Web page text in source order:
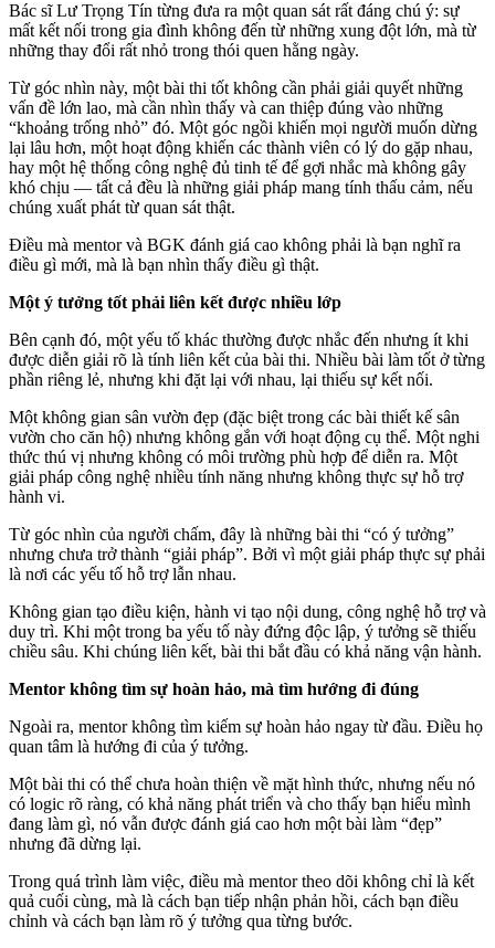
Bác sĩ Lư Trọng Tín từng đưa ra một quan sát rất đáng chú ý: sự
mất kết nối trong gia đình không đến từ những xung đột lớn, mà từ
những thay đổi rất nhỏ trong thói quen hằng ngày.
Từ góc nhìn này, một bài thi tốt không cần phải giải quyết những
vấn đề lớn lao, mà cần nhìn thấy và can thiệp đúng vào những
“khoảng trống nhỏ” đó. Một góc ngồi khiến mọi người muốn dừng
lại lâu hơn, một hoạt động khiến các thành viên có lý do gặp nhau,
hay một hệ thống công nghệ đủ tinh tế để gợi nhắc mà không gây
khó chịu — tất cả đều là những giải pháp mang tính thấu cảm, nếu
chúng xuất phát từ quan sát thật.
Điều mà mentor và BGK đánh giá cao không phải là bạn nghĩ ra
điều gì mới, mà là bạn nhìn thấy điều gì thật.
Một ý tưởng tốt phải liên kết được nhiều lớp
Bên cạnh đó, một yếu tố khác thường được nhắc đến nhưng ít khi
được diễn giải rõ là tính liên kết của bài thi. Nhiều bài làm tốt ở từng
phần riêng lẻ, nhưng khi đặt lại với nhau, lại thiếu sự kết nối.
Một không gian sân vườn đẹp (đặc biệt trong các bài thiết kế sân
vườn cho căn hộ) nhưng không gắn với hoạt động cụ thể. Một nghi
thức thú vị nhưng không có môi trường phù hợp để diễn ra. Một
giải pháp công nghệ nhiều tính năng nhưng không thực sự hỗ trợ
hành vi.
Từ góc nhìn của người chấm, đây là những bài thi “có ý tưởng”
nhưng chưa trở thành “giải pháp”. Bởi vì một giải pháp thực sự phải
là nơi các yếu tố hỗ trợ lẫn nhau.
Không gian tạo điều kiện, hành vi tạo nội dung, công nghệ hỗ trợ và
duy trì. Khi một trong ba yếu tố này đứng độc lập, ý tưởng sẽ thiếu
chiều sâu. Khi chúng liên kết, bài thi bắt đầu có khả năng vận hành.
Mentor không tìm sự hoàn hảo, mà tìm hướng đi đúng
Ngoài ra, mentor không tìm kiếm sự hoàn hảo ngay từ đầu. Điều họ
quan tâm là hướng đi của ý tưởng.
Một bài thi có thể chưa hoàn thiện về mặt hình thức, nhưng nếu nó
có logic rõ ràng, có khả năng phát triển và cho thấy bạn hiểu mình
đang làm gì, nó vẫn được đánh giá cao hơn một bài làm “đẹp”
nhưng đã dừng lại.
Trong quá trình làm việc, điều mà mentor theo dõi không chỉ là kết
quả cuối cùng, mà là cách bạn tiếp nhận phản hồi, cách bạn điều
chỉnh và cách bạn làm rõ ý tưởng qua từng bước.